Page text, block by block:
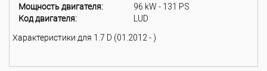
Мощность двигателя:
96 kW - 131 PS
Код двигателя:
LUD
Характеристики для 1.7 D (01.2012 - )